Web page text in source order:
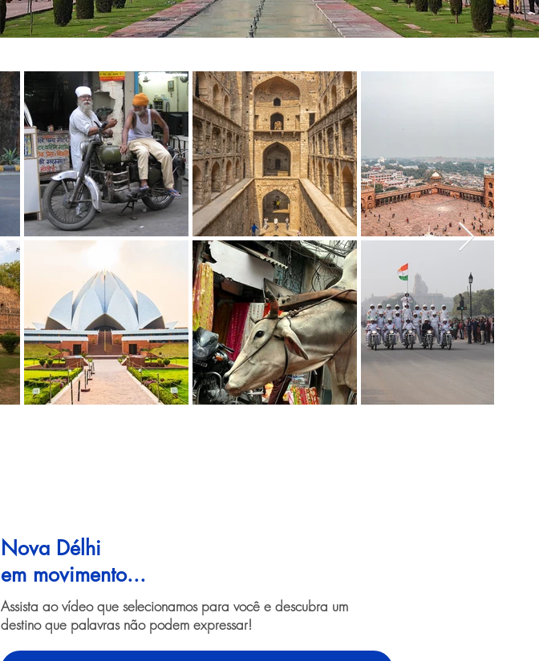
Nova Délhi
em movimento...
Assista ao vídeo que selecionamos para você e descubra um
destino que palavras não podem expressar!